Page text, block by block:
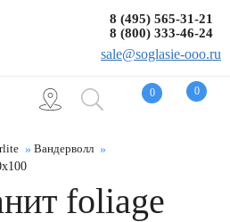
0 0
8 (495) 565-31-21
8 (800) 333-46-24
sale@soglasie-ooo.ru
Вандерволл
foliage